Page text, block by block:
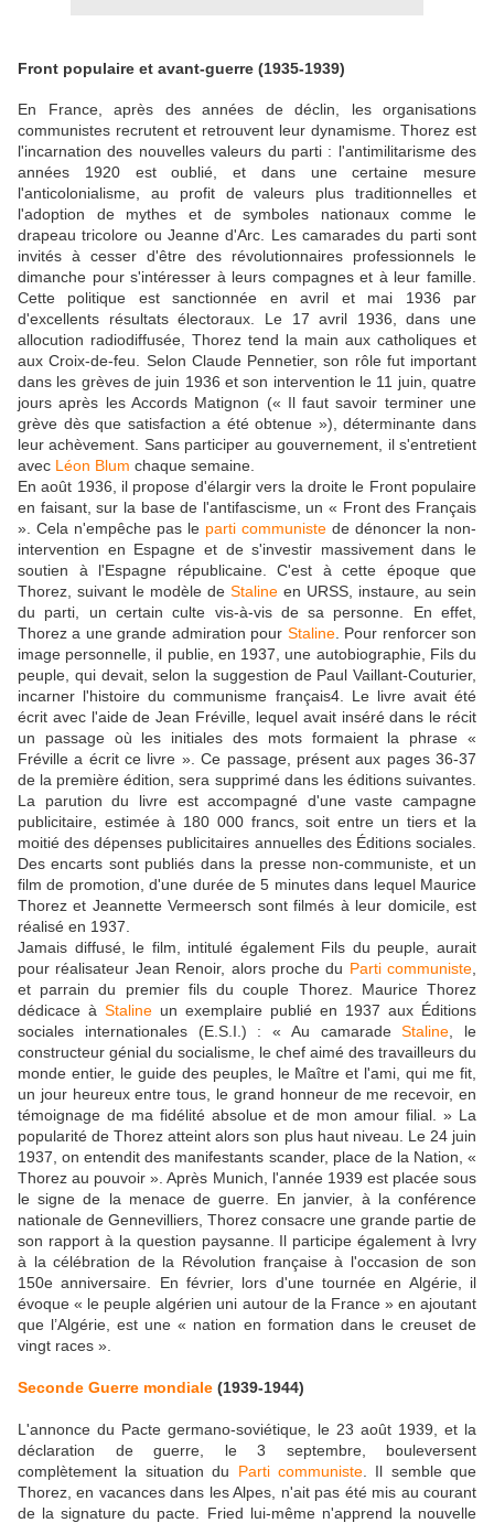
Front populaire et avant-guerre (1935-1939)
En France, après des années de déclin, les organisations
communistes recrutent et retrouvent leur dynamisme. Thorez est
l'incarnation des nouvelles valeurs du parti : l'antimilitarisme des
années 1920 est oublié, et dans une certaine mesure
l'anticolonialisme, au profit de valeurs plus traditionnelles et
l'adoption de mythes et de symboles nationaux comme le
drapeau tricolore ou Jeanne d'Arc. Les camarades du parti sont
invités à cesser d'être des révolutionnaires professionnels le
dimanche pour s'intéresser à leurs compagnes et à leur famille.
Cette politique est sanctionnée en avril et mai 1936 par
d'excellents résultats électoraux. Le 17 avril 1936, dans une
allocution radiodiffusée, Thorez tend la main aux catholiques et
aux Croix-de-feu. Selon Claude Pennetier, son rôle fut important
dans les grèves de juin 1936 et son intervention le 11 juin, quatre
jours après les Accords Matignon (« Il faut savoir terminer une
grève dès que satisfaction a été obtenue »), déterminante dans
leur achèvement. Sans participer au gouvernement, il s'entretient
avec Léon Blum chaque semaine.
En août 1936, il propose d'élargir vers la droite le Front populaire
en faisant, sur la base de l'antifascisme, un « Front des Français
». Cela n'empêche pas le parti communiste de dénoncer la non-
intervention en Espagne et de s'investir massivement dans le
soutien à l'Espagne républicaine. C'est à cette époque que
Thorez, suivant le modèle de Staline en URSS, instaure, au sein
du parti, un certain culte vis-à-vis de sa personne. En effet,
Thorez a une grande admiration pour Staline. Pour renforcer son
image personnelle, il publie, en 1937, une autobiographie, Fils du
peuple, qui devait, selon la suggestion de Paul Vaillant-Couturier,
incarner l'histoire du communisme français4. Le livre avait été
écrit avec l'aide de Jean Fréville, lequel avait inséré dans le récit
un passage où les initiales des mots formaient la phrase «
Fréville a écrit ce livre ». Ce passage, présent aux pages 36-37
de la première édition, sera supprimé dans les éditions suivantes.
La parution du livre est accompagné d'une vaste campagne
publicitaire, estimée à 180 000 francs, soit entre un tiers et la
moitié des dépenses publicitaires annuelles des Éditions sociales.
Des encarts sont publiés dans la presse non-communiste, et un
film de promotion, d'une durée de 5 minutes dans lequel Maurice
Thorez et Jeannette Vermeersch sont filmés à leur domicile, est
réalisé en 1937.
Jamais diffusé, le film, intitulé également Fils du peuple, aurait
pour réalisateur Jean Renoir, alors proche du Parti communiste,
et parrain du premier fils du couple Thorez. Maurice Thorez
dédicace à Staline un exemplaire publié en 1937 aux Éditions
sociales internationales (E.S.I.) : « Au camaradeStaline, le
constructeur génial du socialisme, le chef aimé des travailleurs du
monde entier, le guide des peuples, le Maître et l'ami, qui me fit,
un jour heureux entre tous, le grand honneur de me recevoir, en
témoignage de ma fidélité absolue et de mon amour filial. » La
popularité de Thorez atteint alors son plus haut niveau. Le 24 juin
1937, on entendit des manifestants scander, place de la Nation, «
Thorez au pouvoir ». Après Munich, l'année 1939 est placée sous
le signe de la menace de guerre. En janvier, à la conférence
nationale de Gennevilliers, Thorez consacre une grande partie de
son rapport à la question paysanne. Il participe également à Ivry
à la célébration de la Révolution française à l'occasion de son
150e anniversaire. En février, lors d'une tournée en Algérie, il
évoque « le peuple algérien uni autour de la France » en ajoutant
que l’Algérie, est une « nation en formation dans le creuset de
vingt races ».
Seconde Guerre mondiale (1939-1944)
L'annonce du Pacte germano-soviétique, le 23 août 1939, et la
déclaration de guerre, le 3 septembre, bouleversent
complètement la situation du Parti communiste. Il semble que
Thorez, en vacances dans les Alpes, n'ait pas été mis au courant
de la signature du pacte. Fried lui-même n'apprend la nouvelle